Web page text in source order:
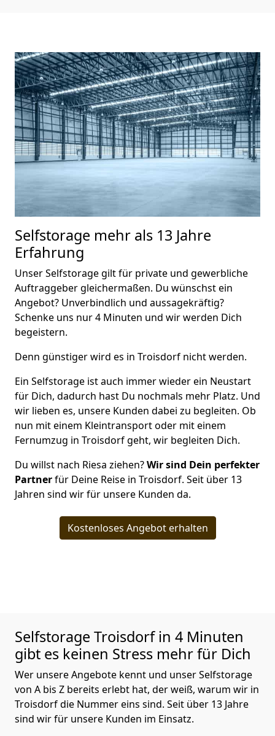
Selfstorage mehr als 13 Jahre
Erfahrung
Unser Selfstorage gilt für private und gewerbliche
Auftraggeber gleichermaßen. Du wünschst ein
Angebot? Unverbindlich und aussagekräftig?
Schenke uns nur 4 Minuten und wir werden Dich
begeistern.
Denn günstiger wird es in Troisdorf nicht werden.
Ein Selfstorage ist auch immer wieder ein Neustart
für Dich, dadurch hast Du nochmals mehr Platz. Und
wir lieben es, unsere Kunden dabei zu begleiten. Ob
nun mit einem Kleintransport oder mit einem
Fernumzug in Troisdorf geht, wir begleiten Dich.
Du willst nach Riesa ziehen?Wir sind Dein perfekter
Partnerfür Deine Reise in Troisdorf. Seit über 13
Jahren sind wir für unsere Kunden da.
Kostenloses Angebot erhalten
Selfstorage Troisdorf in 4 Minuten
gibt es keinen Stress mehr für Dich
Wer unsere Angebote kennt und unser Selfstorage
von A bis Z bereits erlebt hat, der weiß, warum wir in
Troisdorf die Nummer eins sind. Seit über 13 Jahre
sind wir für unsere Kunden im Einsatz.